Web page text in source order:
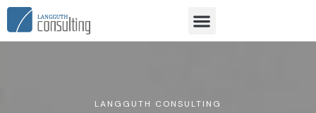
LANGGUTH CONSULTING